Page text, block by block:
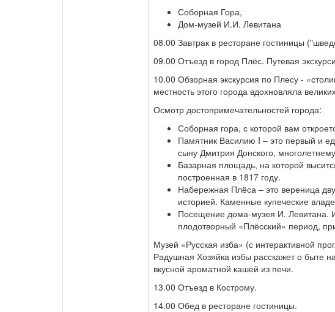
Соборная Гора,
Дом-музей И.И. Левитана
08.00 Завтрак в ресторане гостиницы
09.00 Отъезд в город Плёс. Путевая
10.00 Обзорная экскурсия по Плесу -
местность этого города вдохновляла
Осмотр достопримечательностей города:
Соборная гора, с которой вам
Памятник Василию I – это первый и
сыну Дмитрия Донского,
Базарная площадь, на которой
построенная в 1817 году.
Набережная Плёса – это вереница
историей. Каменные купеческие
Посещение дома-музея И. Левитана.
плодотворный «Плёсский» период,
Музей «Русская изба» (с интерактивной
Радушная Хозяйка избы расскажет о быте
вкусной ароматной кашей из печи.
13.00 Отъезд в Кострому.
14.00 Обед в ресторане гостиницы.